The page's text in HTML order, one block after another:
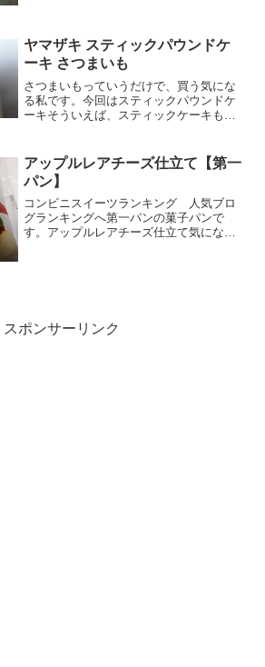
ヤマザキ スティックパウンドケ
ーキ さつまいも
さつまいもっていうだけで、買う気にな
る私です。今回はスティックパウンドケ
ーキそういえば、スティックケーキもお
パッケージからは気づけませんでした
が、取り出してみるとケーキ...
アップルレアチーズ仕立て【第一
パン】
コンビニスイーツランキング 人気ブロ
グランキングへ第一パンの菓子パンで
す。アップルレアチーズ仕立て気になっ
スポンサーリンク